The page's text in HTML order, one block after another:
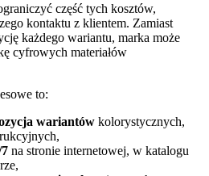
część tych kosztów,
kontaktu z klientem. Zamiast
każdego wariantu, marka może
cyfrowych materiałów
to:
wariantów kolorystycznych,
na stronie internetowej, w katalogu